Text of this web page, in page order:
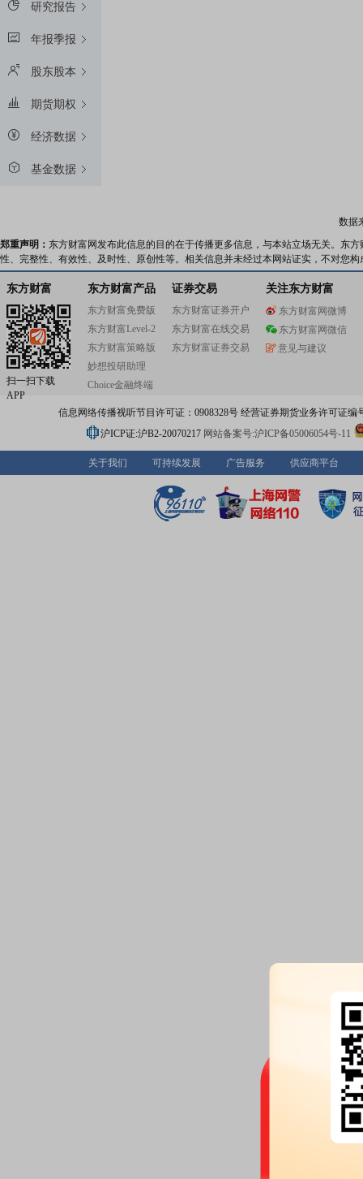
研究报告
年报季报
股东股本
期货期权
经济数据
基金数据
数据
郑重声明： 东方财富网发布此信息的目的在于传播更多信息，与本站立场无关。东
性、完整性、有效性、及时性、原创性等。相关信息并未经过本网站证实，不对您
东方财富
扫一扫下载
APP
东方财富产品
东方财富免费版
东方财富Level-2
东方财富策略版
妙想投研助理
Choice金融终端
证券交易
东方财富证券开户
东方财富在线交易
东方财富证券交易
关注东方财富
东方财富网微博
东方财富网微信
意见与建议
信息网络传播视听节目许可证：0908328号 经营证券期货业务许可证编
沪ICP证:沪B2-20070217 网站备案号:沪ICP备05006054号-11
关于我们 可持续发展 广告服务 供应商平台